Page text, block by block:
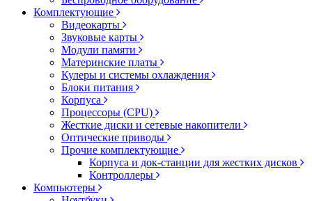
Комплектующие
Видеокарты
Звуковые карты
Модули памяти
Материнские платы
Кулеры и системы охлаждения
Блоки питания
Корпуса
Процессоры (CPU)
Жесткие диски и сетевые накопители
Оптические приводы
Прочие комплектующие
Корпуса и док-станции для жестких дисков
Контроллеры
Компьютеры